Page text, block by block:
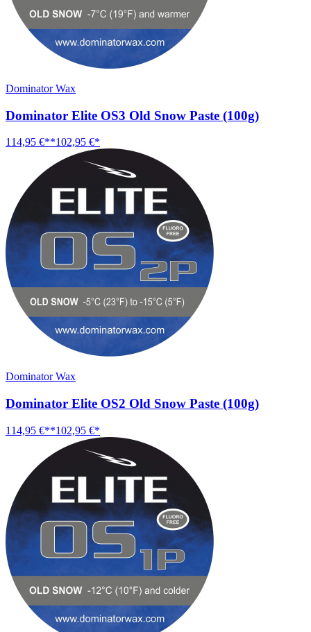
Dominator Wax
Dominator Elite OS3 Old Snow Paste (100g)
114,95 €**102,95 €*
Dominator Wax
Dominator Elite OS2 Old Snow Paste (100g)
114,95 €**102,95 €*